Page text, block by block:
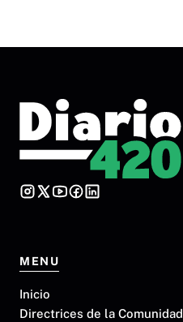
MENU
Inicio
Directrices de la Comunidad